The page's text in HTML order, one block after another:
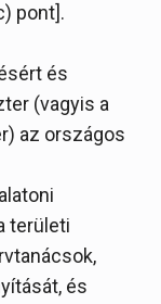
pont].
és
(vagyis a
az országos
területi
és